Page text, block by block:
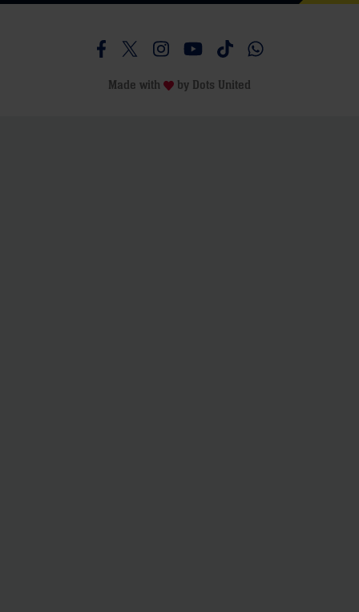
Besucht uns auf Facebook
Besucht uns auf Twitter
Besucht uns auf Instagram
Besucht uns auf Youtube
Besucht uns auf
Besucht uns auf
Made with by Dots United